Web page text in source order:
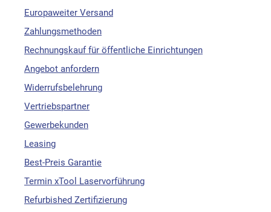
Europaweiter Versand
Zahlungsmethoden
Rechnungskauf für öffentliche Einrichtungen
Angebot anfordern
Widerrufsbelehrung
Vertriebspartner
Gewerbekunden
Leasing
Best-Preis Garantie
Termin xTool Laservorführung
Refurbished Zertifizierung